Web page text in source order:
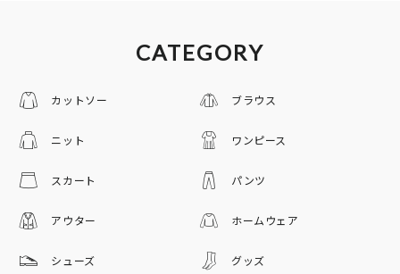
CATEGORY
カットソー ブラウス
ニット ワンピース
スカート パンツ
アウター ホームウェア
シューズ グッズ